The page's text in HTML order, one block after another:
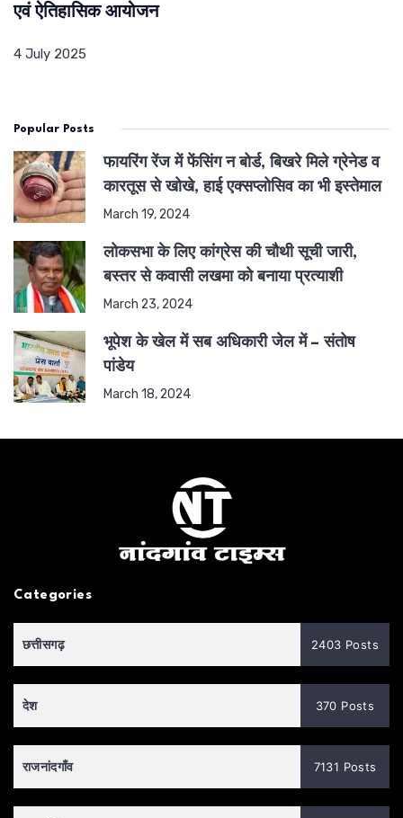
एवं ऐतिहासिक आयोजन
4 July 2025
Popular Posts
फायरिंग रेंज में फेंसिंग न बोर्ड, बिखरे मिले ग्रेनेड व
कारतूस से खोखे, हाई एक्सप्लोसिव का भी इस्तेमाल
March 19, 2024
लोकसभा के लिए कांग्रेस की चौथी सूची जारी,
बस्तर से कवासी लखमा को बनाया प्रत्याशी
March 23, 2024
भूपेश के खेल में सब अधिकारी जेल में – संतोष
पांडेय
March 18, 2024
Categories
छत्तीसगढ़ 2403 Posts
देश 370 Posts
राजनांदगाँव 7131 Posts